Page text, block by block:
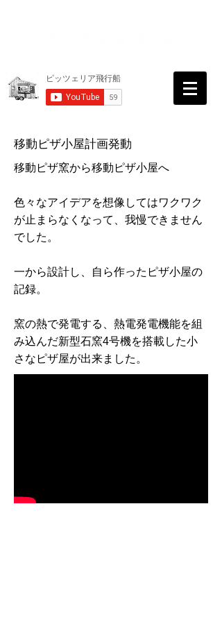
移動ピザ小屋計画発動
移動ピザ窯から移動ピザ小屋へ
色々なアイデアを想像してはワクワク
が止まらなくなって、我慢できません
でした。
一から設計し、自ら作ったピザ小屋の
記録。
窯の熱で発電する、熱電発電機能を組
み込んだ新型石窯4号機を搭載した小
さなピザ屋が出来ました。